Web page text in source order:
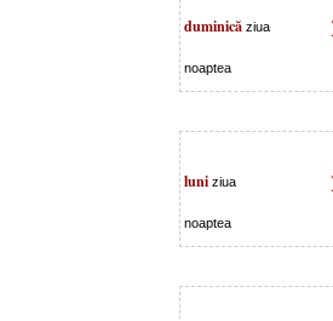
duminică ziua
noaptea
luni ziua
noaptea